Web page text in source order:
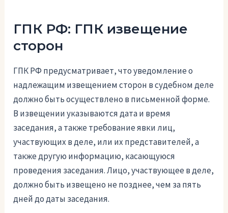
ГПК РФ: ГПК извещение
сторон
ГПК РФ предусматривает, что уведомление о
надлежащим извещением сторон в судебном деле
должно быть осуществлено в письменной форме.
В извещении указываются дата и время
заседания, а также требование явки лиц,
участвующих в деле, или их представителей, а
также другую информацию, касающуюся
проведения заседания. Лицо, участвующее в деле,
должно быть извещено не позднее, чем за пять
дней до даты заседания.